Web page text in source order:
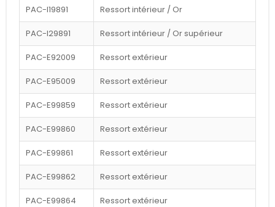
PAC-I19891 Ressort intérieur / Or
PAC-I29891 Ressort intérieur / Or supérieur
PAC-E92009 Ressort extérieur
PAC-E95009 Ressort extérieur
PAC-E99859 Ressort extérieur
PAC-E99860 Ressort extérieur
PAC-E99861 Ressort extérieur
PAC-E99862 Ressort extérieur
PAC-E99864 Ressort extérieur